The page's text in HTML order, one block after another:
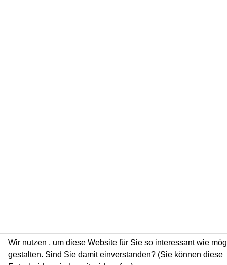
Wir nutzen , um diese Website für Sie so interessant wie
gestalten. Sind Sie damit einverstanden? (Sie können diese